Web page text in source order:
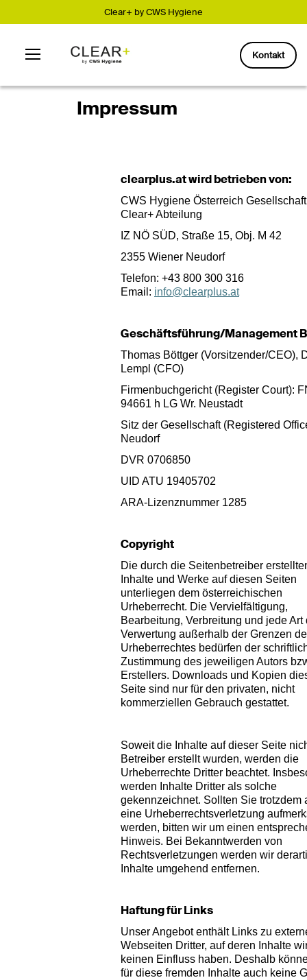
Aktionsbanner
Clear+ by CWS Hygiene
Kontakt
Impressum
clearplus.at wird betrieben von:
CWS Hygiene Österreich
Clear+ Abteilung
IZ NÖ SÜD, Straße 15, Obj. M 42
2355 Wiener Neudorf
Telefon: +43 800 300 316
Email: info@clearplus.at
Geschäftsführung/Management
Thomas Böttger (Vorsitzender/CEO),
Lempl (CFO)
Firmenbuchgericht (Register Court):
94661 h LG Wr. Neustadt
Sitz der Gesellschaft (Registered
Neudorf
DVR 0706850
UID ATU 19405702
ARA-Lizenznummer 1285
Copyright
Die durch die Seitenbetreiber
Inhalte und Werke auf diesen Seiten
unterliegen dem österreichischen
Urheberrecht. Die Vervielfältigung,
Bearbeitung, Verbreitung und jede Art
Verwertung außerhalb der Grenzen
Urheberrechtes bedürfen der
Zustimmung des jeweiligen Autors
Erstellers. Downloads und Kopien
Seite sind nur für den privaten, nicht
kommerziellen Gebrauch gestattet.
Soweit die Inhalte auf dieser Seite
Betreiber erstellt wurden, werden die
Urheberrechte Dritter beachtet.
werden Inhalte Dritter als solche
gekennzeichnet. Sollten Sie trotzdem
eine Urheberrechtsverletzung
werden, bitten wir um einen
Hinweis. Bei Bekanntwerden von
Rechtsverletzungen werden wir
Inhalte umgehend entfernen.
Haftung für Links
Unser Angebot enthält Links zu
Webseiten Dritter, auf deren Inhalte
keinen Einfluss haben. Deshalb
für diese fremden Inhalte auch keine